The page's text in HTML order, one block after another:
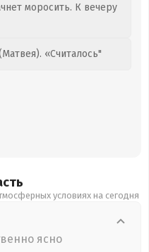
моросить. К вечеру
«Считалось"
условиях на сегодня
ясно